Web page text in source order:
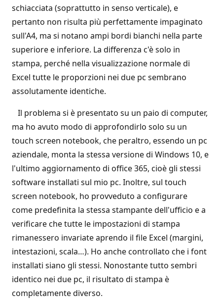
schiacciata (soprattutto in senso verticale), e
pertanto non risulta più perfettamente impaginato
sull'A4, ma si notano ampi bordi bianchi nella parte
superiore e inferiore. La differenza c'è solo in
stampa, perché nella visualizzazione normale di
Excel tutte le proporzioni nei due pc sembrano
assolutamente identiche.
Il problema si è presentato su un paio di computer,
ma ho avuto modo di approfondirlo solo su un
touch screen notebook, che peraltro, essendo un pc
aziendale, monta la stessa versione di Windows 10, e
l'ultimo aggiornamento di office 365, cioè gli stessi
software installati sul mio pc. Inoltre, sul touch
screen notebook, ho provveduto a configurare
come predefinita la stessa stampante dell'ufficio e a
verificare che tutte le impostazioni di stampa
rimanessero invariate aprendo il file Excel (margini,
intestazioni, scala…). Ho anche controllato che i font
installati siano gli stessi. Nonostante tutto sembri
identico nei due pc, il risultato di stampa è
completamente diverso.